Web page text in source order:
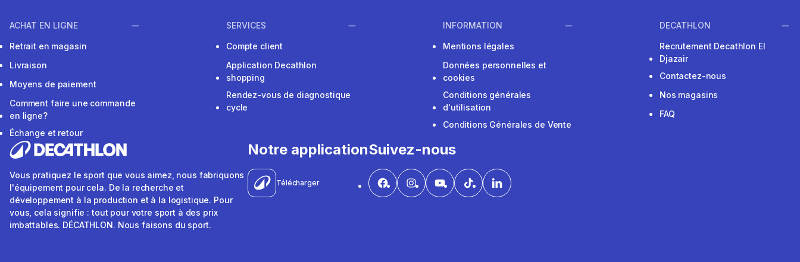
ACHAT EN LIGNE
Retrait en magasin
Livraison
Moyens de paiement
Comment faire une commande
en ligne?
Échange et retour
SERVICES
Compte client
Application Decathlon
shopping
Rendez-vous de diagnostique
cycle
INFORMATION
Mentions légales
Données personnelles et
cookies
Conditions générales
d'utilisation
Conditions Générales de Vente
DECATHLON
Recrutement Decathlon El
Djazair
Contactez-nous
Nos magasins
FAQ
Vous pratiquez le sport que vous aimez, nous fabriquons
l'équipement pour cela. De la recherche et
développement à la production et à la logistique. Pour
vous, cela signifie : tout pour votre sport à des prix
imbattables. DÉCATHLON. Nous faisons du sport.
Notre application
Télécharger
Suivez-nous